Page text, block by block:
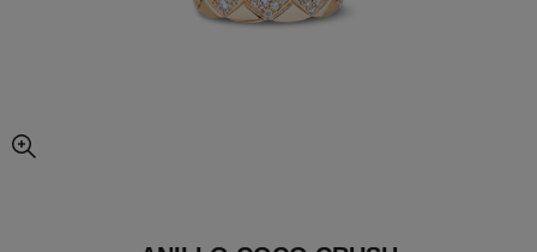
imagen agrandada